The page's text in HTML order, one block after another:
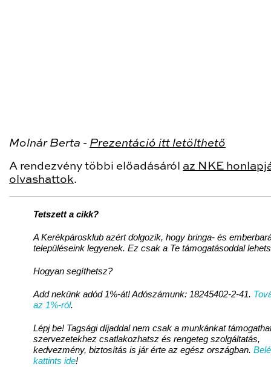
Molnár Berta - Prezentáció itt letölthető
A rendezvény többi előadásáról az NKE
olvashattok.
Tetszett a cikk?
A Kerékpárosklub azért dolgozik, hogy bringa- és
településeink legyenek. Ez csak a Te támogatásoddal
Hogyan segíthetsz?
Add nekünk adód 1%-át! Adószámunk: 18245402-2-41.
az 1%-ról.
Lépj be! Tagsági díjaddal nem csak a munkánkat
szervezetekhez csatlakozhatsz és rengeteg szolgáltatás,
kedvezmény, biztosítás is jár érte az egész országban.
kattints ide!